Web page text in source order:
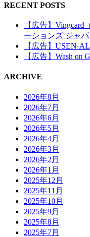
RECENT POSTS
【広告】
ーションズ ジャパ
【広告】USEN-
【広告】Wash on
ARCHIVE
2026年8月
2026年7月
2026年6月
2026年5月
2026年4月
2026年3月
2026年2月
2026年1月
2025年12月
2025年11月
2025年10月
2025年9月
2025年8月
2025年7月